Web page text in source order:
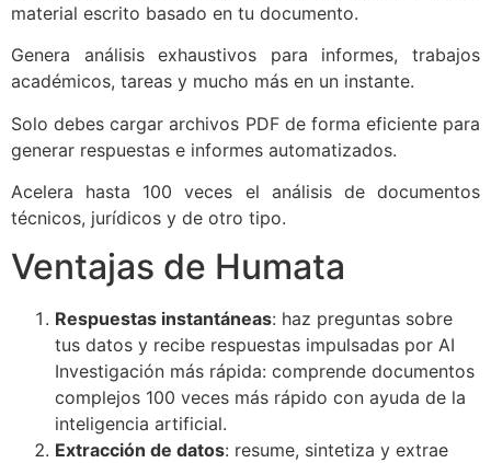
material escrito basado en tu documento.
Genera análisis exhaustivos para informes, trabajos
académicos, tareas y mucho más en un instante.
Solo debes cargar archivos PDF de forma eficiente para
generar respuestas e informes automatizados.
Acelera hasta 100 veces el análisis de documentos
técnicos, jurídicos y de otro tipo.
Ventajas de Humata
Respuestas instantáneas: haz preguntas sobre
tus datos y recibe respuestas impulsadas por AI
Investigación más rápida: comprende documentos
complejos 100 veces más rápido con ayuda de la
inteligencia artificial.
Extracción de datos: resume, sintetiza y extrae